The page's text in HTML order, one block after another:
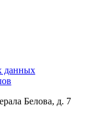
данных
Белова, д. 7